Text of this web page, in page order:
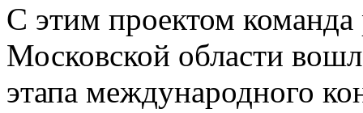
С этим проектом команда
Московской области
этапа международного